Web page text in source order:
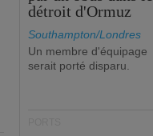
détroit d'Ormuz
Southampton/Londres
Un membre d'équipage
serait porté disparu.